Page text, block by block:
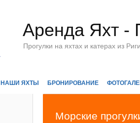
Аренда Яхт -
Прогулки на яхтах и катерах из
НАШИ ЯХТЫ БРОНИРОВАНИЕ
Морские